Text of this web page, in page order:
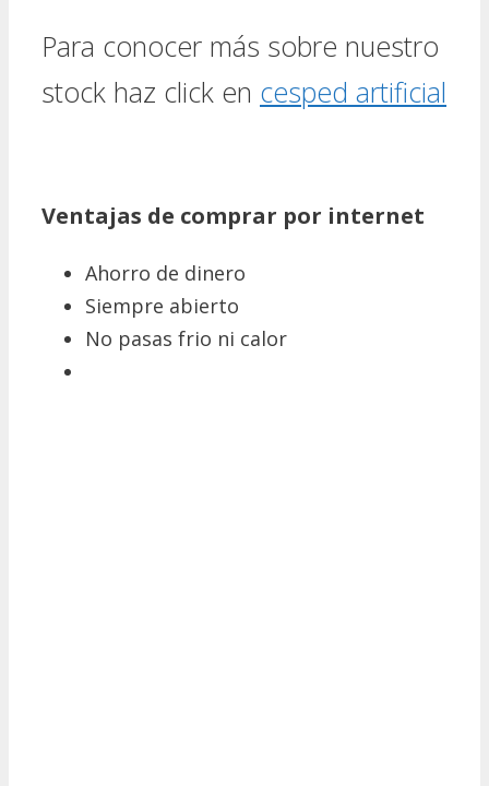
Para conocer más sobre nuestro
stock haz click en cesped artificial
Ventajas de comprar por internet
Ahorro de dinero
Siempre abierto
No pasas frio ni calor